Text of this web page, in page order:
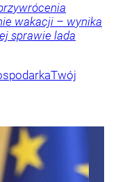
wakacji – wynika
sprawie lada
Twój